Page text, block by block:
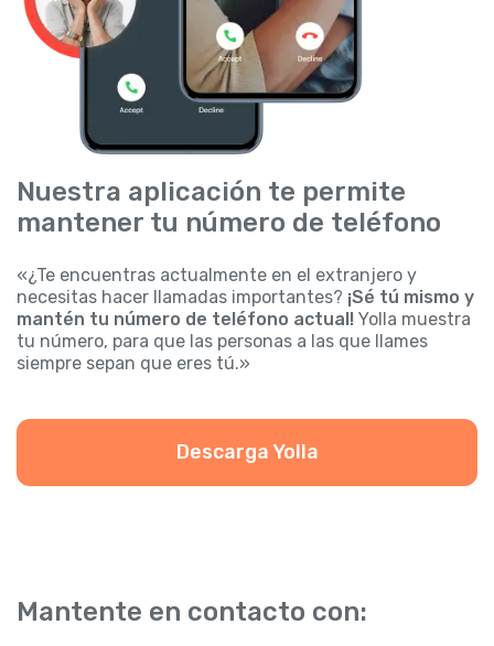
Nuestra aplicación te permite
mantener tu número de teléfono
«¿Te encuentras actualmente en el extranjero y
necesitas hacer llamadas importantes? ¡Sé tú mismo y
mantén tu número de teléfono actual! Yolla muestra
tu número, para que las personas a las que llames
siempre sepan que eres tú.»
Descarga Yolla
Mantente en contacto con: